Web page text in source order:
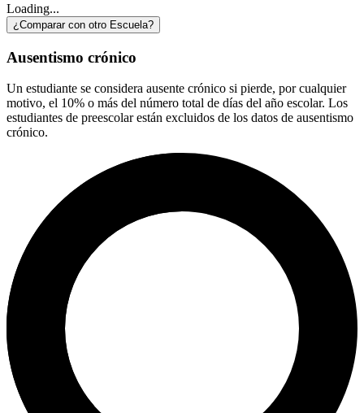
Loading...
¿Comparar con otro Escuela?
Ausentismo crónico
Un estudiante se considera ausente crónico si pierde, por cualquier
motivo, el 10% o más del número total de días del año escolar. Los
estudiantes de preescolar están excluidos de los datos de ausentismo
crónico.